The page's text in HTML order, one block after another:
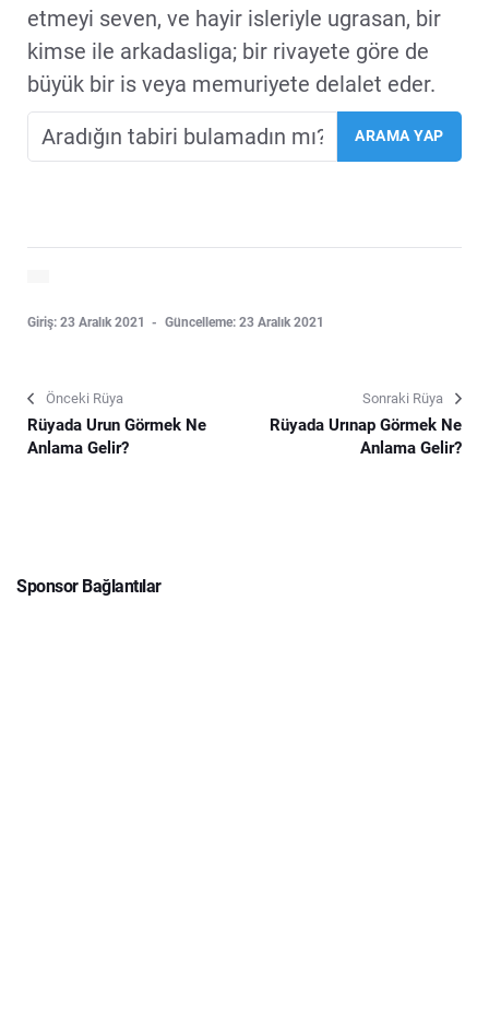
etmeyi seven, ve hayir isleriyle ugrasan, bir
kimse ile arkadasliga; bir rivayete göre de
büyük bir is veya memuriyete delalet eder.
Giriş: 23 Aralık 2021 Güncelleme: 23 Aralık 2021
Önceki Rüya
Rüyada Urun Görmek Ne
Anlama Gelir?
Sonraki Rüya
Rüyada Urınap Görmek Ne
Anlama Gelir?
Sponsor Bağlantılar